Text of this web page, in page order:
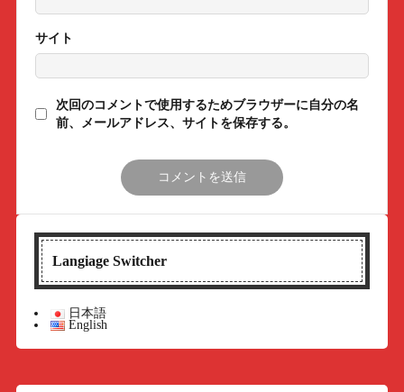
サイト
次回のコメントで使用するためブラウザーに自分の名
前、メールアドレス、サイトを保存する。
Langiage Switcher
日本語
English